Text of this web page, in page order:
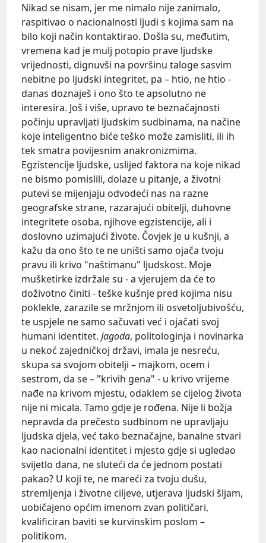
Nikad se nisam, jer me nimalo nije zanimalo,
raspitivao o nacionalnosti ljudi s kojima sam na
bilo koji način kontaktirao. Došla su, međutim,
vremena kad je mulj potopio prave ljudske
vrijednosti, dignuvši na površinu taloge sasvim
nebitne po ljudski integritet, pa – htio, ne htio -
danas doznaješ i ono što te apsolutno ne
interesira. Još i više, upravo te beznačajnosti
počinju upravljati ljudskim sudbinama, na načine
koje inteligentno biće teško može zamisliti, ili ih
tek smatra povijesnim anakronizmima.
Egzistencije ljudske, uslijed faktora na koje nikad
ne bismo pomislili, dolaze u pitanje, a životni
putevi se mijenjaju odvodeći nas na razne
geografske strane, razarajući obitelji, duhovne
integritete osoba, njihove egzistencije, ali i
doslovno uzimajući živote. Čovjek je u kušnji, a
kažu da ono što te ne uništi samo ojača tvoju
pravu ili krivo "naštimanu" ljudskost. Moje
mušketirke izdržale su - a vjerujem da će to
doživotno činiti - teške kušnje pred kojima nisu
poklekle, zarazile se mržnjom ili osvetoljubivošću,
te uspjele ne samo sačuvati već i ojačati svoj
humani identitet. Jagoda, politologinja i novinarka
u nekoć zajedničkoj državi, imala je nesreću,
skupa sa svojom obitelji – majkom, ocem i
sestrom, da se – "krivih gena" - u krivo vrijeme
nađe na krivom mjestu, odaklem se cijelog života
nije ni micala. Tamo gdje je rođena. Nije li božja
nepravda da prečesto sudbinom ne upravljaju
ljudska djela, već tako beznačajne, banalne stvari
kao nacionalni identitet i mjesto gdje si ugledao
svijetlo dana, ne sluteći da će jednom postati
pakao? U koji te, ne mareći za tvoju dušu,
stremljenja i životne ciljeve, utjerava ljudski šljam,
uobičajeno općim imenom zvan političari,
kvalificiran baviti se kurvinskim poslom –
politikom.